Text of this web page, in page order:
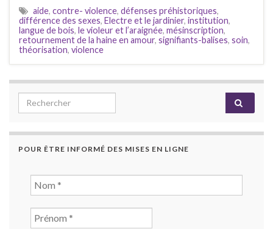
aide, contre- violence, défenses préhistoriques,
différence des sexes, Electre et le jardinier, institution,
langue de bois, le violeur et l’araignée, mésinscription,
retournement de la haine en amour, signifiants-balises, soin,
théorisation, violence
Search for:
POUR ÊTRE INFORMÉ DES MISES EN LIGNE